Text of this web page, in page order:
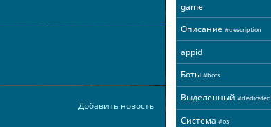
Добавить новость
game
Описание #description
appid
Боты #bots
Выделенный #dedicated
Система #os